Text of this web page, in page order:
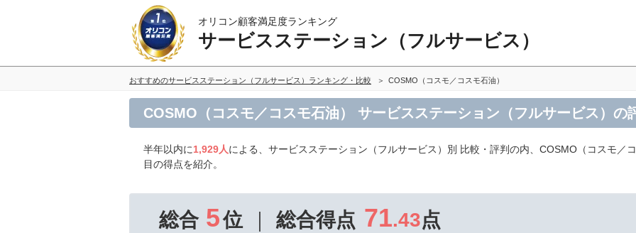
オリコン顧客満足度ランキング
サービスステーション（フルサービス）
おすすめのサービスステーション（フルサービス）ランキング・比較 COSMO（コスモ／コスモ石油）
COSMO（コスモ／コスモ石油） サービスステーション（フルサービス）の
半年以内に1,929人による、サービスステーション（フルサービス）別 比較・評判の内、COSMO（コスモ／
目の得点を紹介。
総合 5位 総合得点 71.43点